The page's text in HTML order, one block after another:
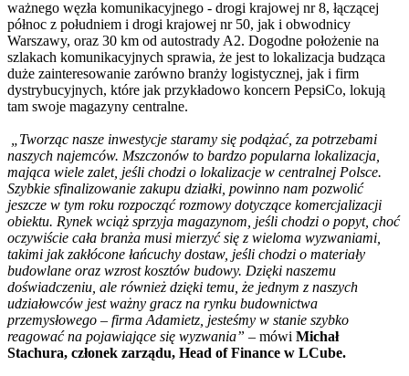
ważnego węzła komunikacyjnego - drogi krajowej nr 8, łączącej
północ z południem i drogi krajowej nr 50, jak i obwodnicy
Warszawy, oraz 30 km od autostrady A2. Dogodne położenie na
szlakach komunikacyjnych sprawia, że jest to lokalizacja budząca
duże zainteresowanie zarówno branży logistycznej, jak i firm
dystrybucyjnych, które jak przykładowo koncern PepsiCo, lokują
tam swoje magazyny centralne.
„Tworząc nasze inwestycje staramy się podążać, za potrzebami
naszych najemców. Mszczonów to bardzo popularna lokalizacja,
mająca wiele zalet, jeśli chodzi o lokalizacje w centralnej Polsce.
Szybkie sfinalizowanie zakupu działki, powinno nam pozwolić
jeszcze w tym roku rozpocząć rozmowy dotyczące komercjalizacji
obiektu. Rynek wciąż sprzyja magazynom, jeśli chodzi o popyt, choć
oczywiście cała branża musi mierzyć się z wieloma wyzwaniami,
takimi jak zakłócone łańcuchy dostaw, jeśli chodzi o materiały
budowlane oraz wzrost kosztów budowy. Dzięki naszemu
doświadczeniu, ale również dzięki temu, że jednym z naszych
udziałowców jest ważny gracz na rynku budownictwa
przemysłowego – firma Adamietz, jesteśmy w stanie szybko
reagować na pojawiające się wyzwania” – mówi Michał
Stachura, członek zarządu, Head of Finance w LCube.